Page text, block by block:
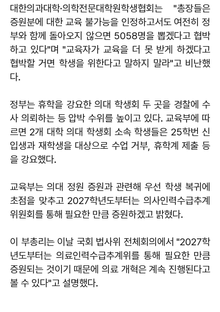
대한의과대학·의학전문대학원학생협회는 "총장들은
증원분에 대한 교육 불가능을 인정하고서도 여전히 정
부와 함께 돌아오지 않으면 5058명을 뽑겠다고 협박
하고 있다"며 "교육자가 교육을 더 못 받게 하겠다고
협박할 거면 학생을 위한다고 말하지 말라"고 비난했
다.
정부는 휴학을 강요한 의대 학생회 두 곳을 경찰에 수
사 의뢰하는 등 압박 수위를 높이고 있다. 교육부에 따
르면 2개 대학 의대 학생회 소속 학생들은 25학번 신
입생과 재학생을 대상으로 수업 거부, 휴학계 제출 등
을 강요했다.
교육부는 의대 정원 증원과 관련해 우선 학생 복귀에
초점을 맞추고 2027학년도부터는 의사인력수급추계
위원회를 통해 필요한 만큼 증원하겠고 밝혔다.
이 부총리는 이날 국회 법사위 전체회의에서 "2027학
년도부터는 의료인력수급추계위를 통해 필요한 만큼
증원되는 것이기 때문에 의료 개혁은 계속 진행된다고
볼 수 있다"고 설명했다.